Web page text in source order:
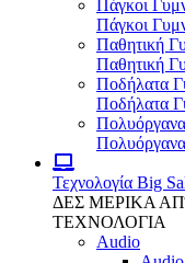
Πάγκοι
Πάγκοι
Παθητική
Παθητική
Ποδήλατα
Ποδήλατα
Τεχνολογία Big
ΔΕΣ ΜΕΡΙΚΑ
ΤΕΧΝΟΛΟΓΙΑ
Audio